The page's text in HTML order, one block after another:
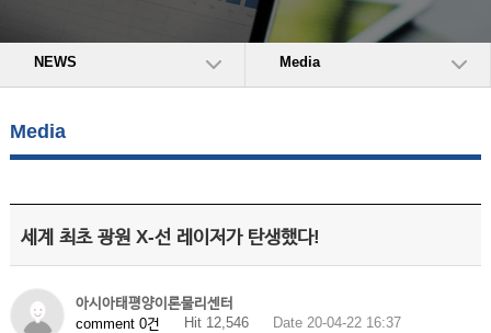
NEWS Media
Media
세계 최초 광원 X-선 레이저가 탄생했다!
아시아태평양이론물리센터
comment 0건
Hit 12,546 Date 20-04-22 16:37